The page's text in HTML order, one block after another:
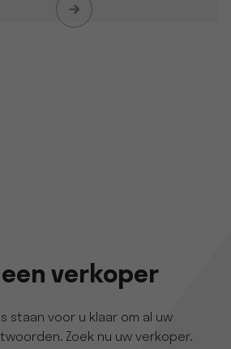
een verkoper
staan voor u klaar om al uw
Zoek nu uw verkoper.